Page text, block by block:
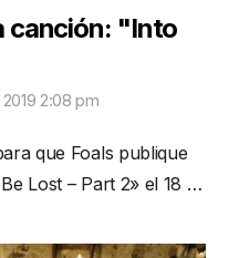
canción: "Into
2:08 pm
que Foals publique
Lost – Part 2» el 18 …